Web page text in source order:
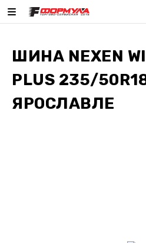
ШИНА NEXEN
PLUS 235/
ЯРОСЛАВЛЕ